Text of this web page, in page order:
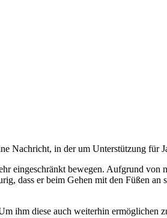
Nachricht, in der um Unterstützung für
eingeschränkt bewegen. Aufgrund
dass er beim Gehen mit den Füßen
ihm diese auch weiterhin